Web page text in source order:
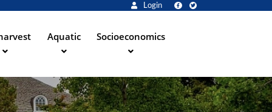
Login
Aquatic Socioeconomics